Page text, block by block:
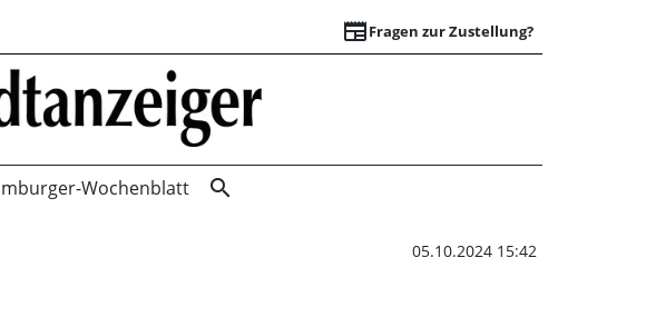
newspaperFragen zur Zustellung?
Pflegeleichte
Wochenblatt search
05.10.2024 15:42